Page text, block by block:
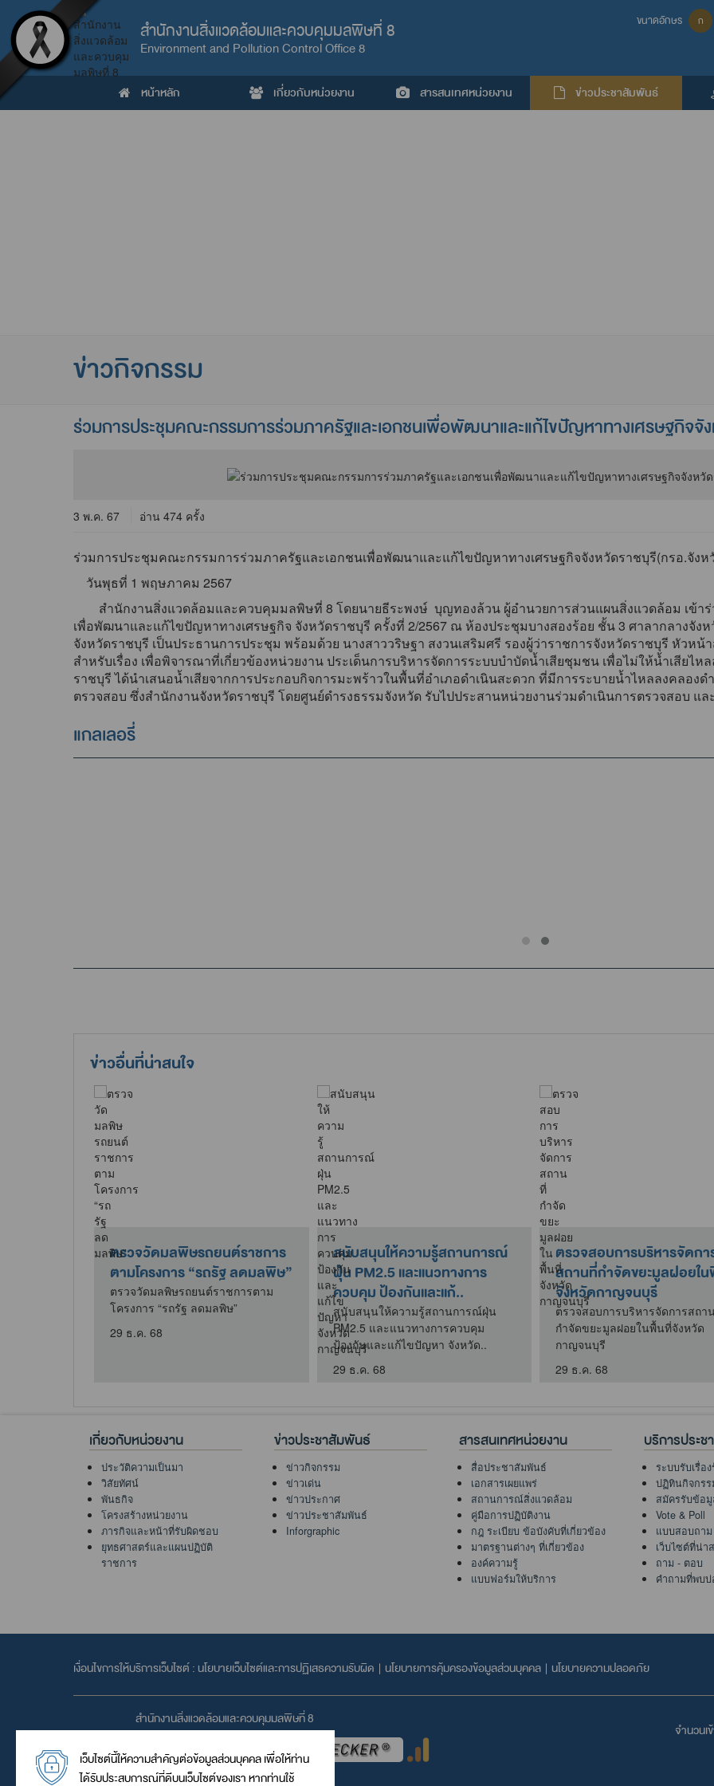
สำนักงานสิ่งแวดล้อมและควบคุมมลพิษที่ 8
Environment and Pollution Control Office 8
ขนาดอักษร ก
หน้าหลัก เกี่ยวกับหน่วยงาน สารสนเทศหน่วยงาน ข่าวประชาสัมพันธ์
ข่าวกิจกรรม
ร่วมการประชุมคณะกรรมการร่วมภาครัฐและเอกชนเพื่อพัฒนาและแก้ไขปัญหาทางเศรษฐกิจจั
3 พ.ค. 67 อ่าน 474 ครั้ง
ร่วมการประชุมคณะกรรมการร่วมภาครัฐและเอกชนเพื่อพัฒนาและแก้ไขปัญหาทางเศรษฐกิจจังหวัดราชบุรี(กรอ.จังห
วันพุธที่ 1 พฤษภาคม 2567
สำนักงานสิ่งแวดล้อมและควบคุมมลพิษที่ 8 โดยนายธีระพงษ์ บุญทองล้วน ผู้อำนวยการส่วนแผนสิ่งแวดล้อม เข้า
เพื่อพัฒนาและแก้ไขปัญหาทางเศรษฐกิจ จังหวัดราชบุรี ครั้งที่ 2/2567 ณ ห้องประชุมบางสองร้อย ชั้น 3 ศาลากลางจัง
จังหวัดราชบุรี เป็นประธานการประชุม พร้อมด้วย นางสาววริษฐา สงวนเสริมศรี รองผู้ว่าราชการจังหวัดราชบุรี หัวห
สำหรับเรื่อง เพื่อพิจารณาที่เกี่ยวข้องหน่วยงาน ประเด็นการบริหารจัดการระบบบำบัดน้ำเสียชุมชน เพื่อไม่ให้น้ำเสียไ
ราชบุรี ได้นำเสนอน้ำเสียจากการประกอบกิจการมะพร้าวในพื้นที่อำเภอดำเนินสะดวก ที่มีการระบายน้ำไหลลงคลองด
ตรวจสอบ ซึ่งสำนักงานจังหวัดราชบุรี โดยศูนย์ดำรงธรรมจังหวัด รับไปประสานหน่วยงานร่วมดำเนินการตรวจสอบ แ
แกลเลอรี่
ข่าวอื่นที่น่าสนใจ
ารบริหารจัดการ
ดขยะมูลฝอยในพื้นที่
รบริหารจัดการสถานที่
ตรวจแนะนำการดูแลแหล่งน้ำดิบ
สำหรับผลิตน้ำประปาหมู่บ้าน
ตรวจแนะนำการดูแลแหล่งน้ำดิบ
สำหรับผลิตน้ำประปาหมู่บ้าน
กิจกรรมบริจาคอลูมิเนียมภาย
ใต้โครงการบริจาคอะลูมิเนียม
เพื่อจัดทำขาเทียม..
ที่นำฝาอะลูมิเนียมมาร่วมบริจาค ใน
โครงการบริจาคอะลูมิเนียมเพื่อจัดทำ
ขาเทียมพระราชทาน
ตรวจวิเคราะห์ตัว
ประจำเดือนธันวา
ตรวจวิเคราะห์ตัวอย่
เดือนธันวาคม 2568
30 ธ.ค. 68
เกี่ยวกับหน่วยงาน
ประวัติความเป็นมา
วิสัยทัศน์
พันธกิจ
โครงสร้างหน่วยงาน
ภารกิจและหน้าที่รับผิดชอบ
ยุทธศาสตร์และแผนปฏิบัติ
ราชการ
ข่าวประชาสัมพันธ์
ข่าวกิจกรรม
ข่าวเด่น
ข่าวประกาศ
ข่าวประชาสัมพันธ์
Inforgraphic
สารสนเทศหน่วยงาน
สื่อประชาสัมพันธ์
เอกสารเผยแพร่
สถานการณ์สิ่งแวดล้อม
คู่มือการปฏิบัติงาน
กฎ ระเบียบ ข้อบังคับที่เกี่ยวข้อง
มาตรฐานต่างๆ ที่เกี่ยวข้อง
องค์ความรู้
แบบฟอร์มให้บริการ
บริการประช
ระบบรับเรื่อ
ปฏิทินกิจกรร
สมัครรับข้อ
Vote & Poll
แบบสอบถาม
เว็บไซต์ที่น่า
ถาม - ตอบ
คำถามที่พบบ่
เงื่อนไขการให้บริการเว็บไซต์ : นโยบายเว็บไซต์และการปฏิเสธความรับผิด | นโยบายการคุ้มครองข้อมูลส่วนบุคคล | นโยบายความปลอดภัย
สำนักงานสิ่งแวดล้อมและควบคุมมลพิษที่ 8
จำนวนเ
เว็บไซต์นี้ให้ความสำคัญต่อข้อมูลส่วนบุคคล เพื่อให้ท่าน
ได้รับประสบการณ์ที่ดีบนเว็บไซต์ของเรา หากท่านใช้